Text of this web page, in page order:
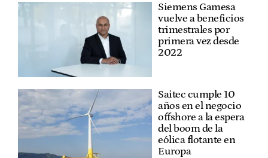
Siemens Gamesa
vuelve a beneficios
trimestrales por
primera vez desde
2022
Saitec cumple 10
años en el negocio
offshore a la espera
del boom de la
eólica flotante en
Europa